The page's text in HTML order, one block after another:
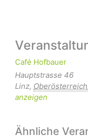
Café Hofbauer
Hauptstrasse 46
Linz, Oberösterreich
anzeigen
Ähnliche